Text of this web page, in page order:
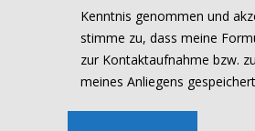
Kenntnis genommen und
stimme zu, dass meine
zur Kontaktaufnahme bzw.
meines Anliegens